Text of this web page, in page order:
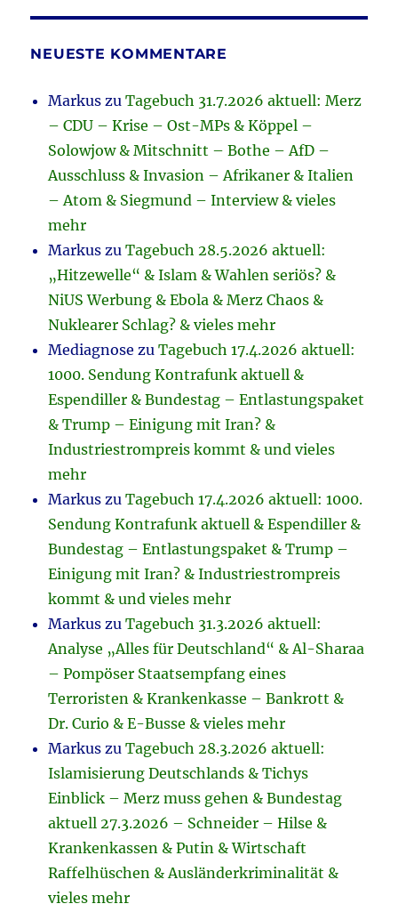
NEUESTE KOMMENTARE
Markus zuTagebuch 31.7.2026 aktuell: Merz
– CDU – Krise – Ost-MPs & Köppel –
Solowjow & Mitschnitt – Bothe – AfD –
Ausschluss & Invasion – Afrikaner & Italien
– Atom & Siegmund – Interview & vieles
mehr
Markus zuTagebuch 28.5.2026 aktuell:
„Hitzewelle“ & Islam & Wahlen seriös? &
NiUS Werbung & Ebola & Merz Chaos &
Nuklearer Schlag? & vieles mehr
Mediagnose zuTagebuch 17.4.2026 aktuell:
1000. Sendung Kontrafunk aktuell &
Espendiller & Bundestag – Entlastungspaket
& Trump – Einigung mit Iran? &
Industriestrompreis kommt & und vieles
mehr
Markus zuTagebuch 17.4.2026 aktuell: 1000.
Sendung Kontrafunk aktuell & Espendiller &
Bundestag – Entlastungspaket & Trump –
Einigung mit Iran? & Industriestrompreis
kommt & und vieles mehr
Markus zuTagebuch 31.3.2026 aktuell:
Analyse „Alles für Deutschland“ & Al-Sharaa
– Pompöser Staatsempfang eines
Terroristen & Krankenkasse – Bankrott &
Dr. Curio & E-Busse & vieles mehr
Markus zuTagebuch 28.3.2026 aktuell:
Islamisierung Deutschlands & Tichys
Einblick – Merz muss gehen & Bundestag
aktuell 27.3.2026 – Schneider – Hilse &
Krankenkassen & Putin & Wirtschaft
Raffelhüschen & Ausländerkriminalität &
vieles mehr